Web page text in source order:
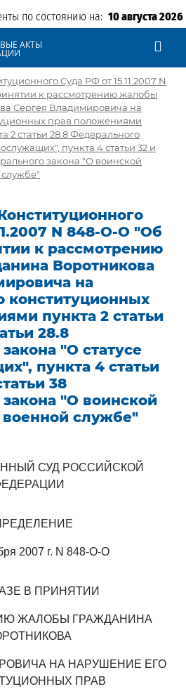
по состоянию на: 10 августа 2026
АКТЫ
Суда РФ от 15.11.2007 N
к рассмотрению жалобы
Сергея Владимировича на
прав положениями
2 статьи 28.8 Федерального
пункта 4 статьи 32 и
закона "О воинской
N 848-О-О "Об
к рассмотрению
Воротникова
на
конституционных
пункта 2 статьи
28.8
"О статусе
пункта 4 статьи
38
"О воинской
военной службе"
СУД РОССИЙСКОЙ
2007 г. N 848-О-О
В ПРИНЯТИИ
ЖАЛОБЫ ГРАЖДАНИНА
НА НАРУШЕНИЕ ЕГО
ПРАВ